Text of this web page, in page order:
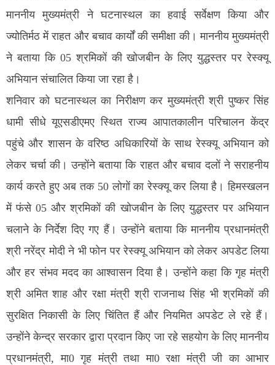
माननीय मुख्यमंत्री ने घटनास्थल का हवाई सर्वेक्षण किया और
ज्योतिर्मठ में राहत और बचाव कार्यों की समीक्षा की। माननीय मुख्यमंत्री
ने बताया कि 05 श्रमिकों की खोजबीन के लिए युद्धस्तर पर रेस्क्यू
अभियान संचालित किया जा रहा है।
शनिवार को घटनास्थल का निरीक्षण कर मुख्यमंत्री श्री पुष्कर सिंह
धामी सीधे यूएसडीएमए स्थित राज्य आपातकालीन परिचालन केंद्र
पहुंचे और शासन के वरिष्ठ अधिकारियों के साथ रेस्क्यू अभियान को
लेकर चर्चा की। उन्होंने बताया कि राहत और बचाव दलों ने सराहनीय
कार्य करते हुए अब तक 50 लोगों का रेस्क्यू कर लिया है। हिमस्खलन
में फंसे 05 और श्रमिकों की खोजबीन के लिए युद्धस्तर पर अभियान
चलाने के निर्देश दिए गए हैं। उन्होंने बताया कि माननीय प्रधानमंत्री
श्री नरेंद्र मोदी ने भी फोन पर रेस्क्यू अभियान को लेकर अपडेट लिया
और हर संभव मदद का आश्वासन दिया है। उन्होंने कहा कि गृह मंत्री
श्री अमित शाह और रक्षा मंत्री श्री राजनाथ सिंह भी श्रमिकों की
सुरक्षित निकासी के लिए चिंतित हैं और नियमित अपडेट ले रहे हैं।
उन्होंने केन्द्र सरकार द्वारा प्रदान किए जा रहे सहयोग के लिए माननीय
प्रधानमंत्री, मा0 गृह मंत्री तथा मा0 रक्षा मंत्री जी का आभार